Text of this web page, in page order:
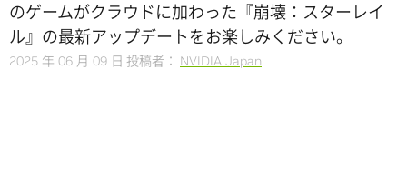
のゲームがクラウドに加わった『崩壊：スターレイ
ル』の最新アップデートをお楽しみください。
2025 年 06 月 09 日 投稿者： NVIDIA Japan